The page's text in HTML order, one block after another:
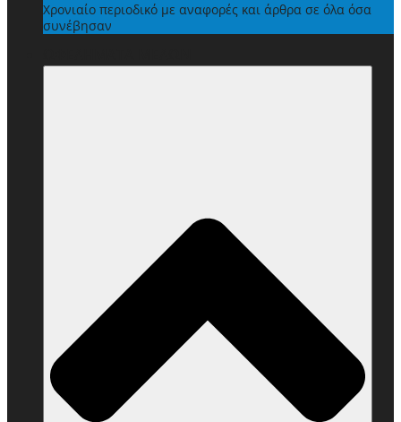
Χρονιαίο περιοδικό με αναφορές και άρθρα σε όλα όσα
συνέβησαν